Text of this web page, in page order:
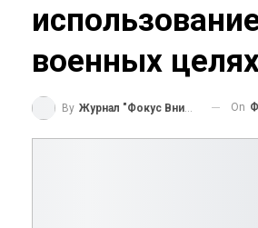
военных
By Журнал "Фокус Внимания" On